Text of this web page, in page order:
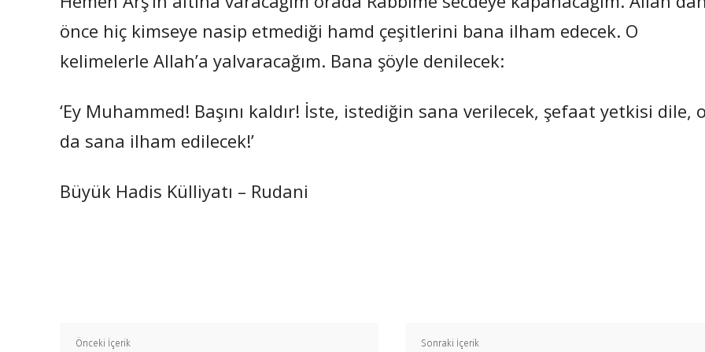
önce hiç kimseye nasip etmediği hamd çeşitlerini bana ilham edecek. O
kelimelerle Allah’a yalvaracağım. Bana şöyle denilecek:
‘Ey Muhammed! Başını kaldır! İste, istediğin sana verilecek, şefaat yetkisi dile,
da sana ilham edilecek!’
Büyük Hadis Külliyatı – Rudani
Önceki İçerik Sonraki İçerik